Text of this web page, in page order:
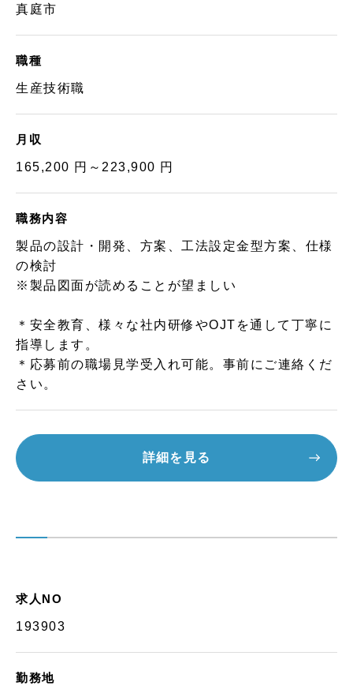
真庭市
職種
生産技術職
月収
165,200 円～223,900 円
職務内容
製品の設計・開発、方案、工法設定金型方案、仕様
の検討
※製品図面が読めることが望ましい
＊安全教育、様々な社内研修やOJTを通して丁寧に
指導します。
＊応募前の職場見学受入れ可能。事前にご連絡くだ
さい。
詳細を見る
求人NO
193903
勤務地